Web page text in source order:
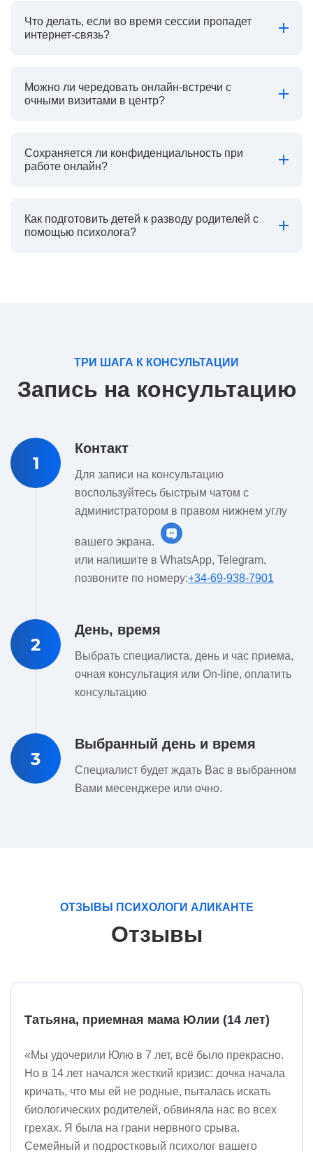
Что делать, если во время сессии пропадет
интернет-связь?
Можно ли чередовать онлайн-встречи с
очными визитами в центр?
Сохраняется ли конфиденциальность при
работе онлайн?
Как подготовить детей к разводу родителей с
помощью психолога?
ТРИ ШАГА К КОНСУЛЬТАЦИИ
Запись на консультацию
1
Контакт
Для записи на консультацию
воспользуйтесь быстрым чатом с
администратором в правом нижнем углу
вашего экрана.
или напишите в WhatsApp, Telegram,
позвоните по номеру:+34-69-938-7901
2
День, время
Выбрать специалиста, день и час приема,
очная консультация или On-line, оплатить
консультацию
3
Выбранный день и время
Специалист будет ждать Вас в выбранном
Вами месенджере или очно.
ОТЗЫВЫ ПСИХОЛОГИ АЛИКАНТЕ
Отзывы
Татьяна, приемная мама Юлии (14 лет)
«Мы удочерили Юлю в 7 лет, всё было прекрасно.
Но в 14 лет начался жесткий кризис: дочка начала
кричать, что мы ей не родные, пыталась искать
биологических родителей, обвиняла нас во всех
грехах. Я была на грани нервного срыва.
Семейный и подростковый психолог вашего